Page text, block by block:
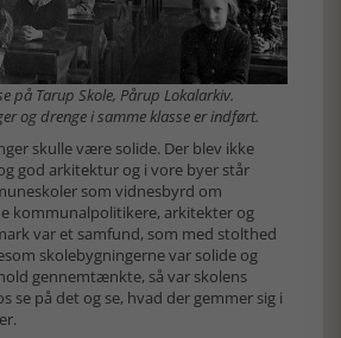
på Tarup Skole, Pårup Lokalarkiv.
og drenge i samme klasse er indført.
skulle være solide. Der blev ikke
god arkitektur og i vore byer står
som vidnesbyrd om
kommunalpolitikere, arkitekter og
var et samfund, som med stolthed
skolebygningerne var solide og
gennemtænkte, så var skolens
se på det og se, hvad der gemmer sig i